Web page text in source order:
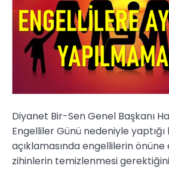
Diyanet Bir-Sen Genel Başkanı
Engelliler Günü nedeniyle yaptığı
açıklamasında engellilerin önüne
zihinlerin temizlenmesi